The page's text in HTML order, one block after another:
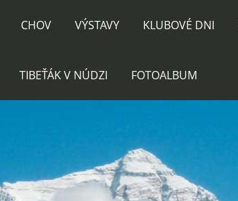
CHOV VÝSTAVY KLUBOVÉ DNI
TIBEŤÁK V NÚDZI FOTOALBUM